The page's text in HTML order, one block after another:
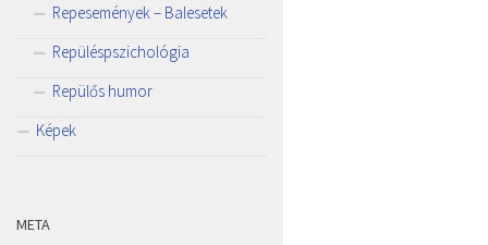
Repesemények – Balesetek
Repüléspszichológia
Repülős humor
Képek
META